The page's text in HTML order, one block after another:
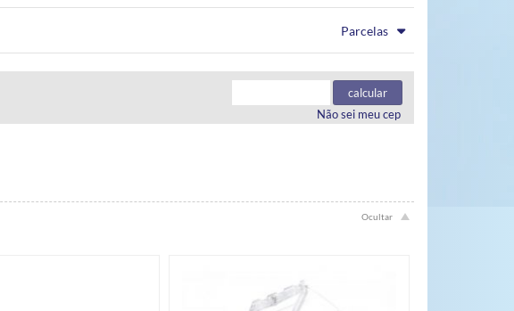
Parcelas
... ...
calcular
Não sei meu cep